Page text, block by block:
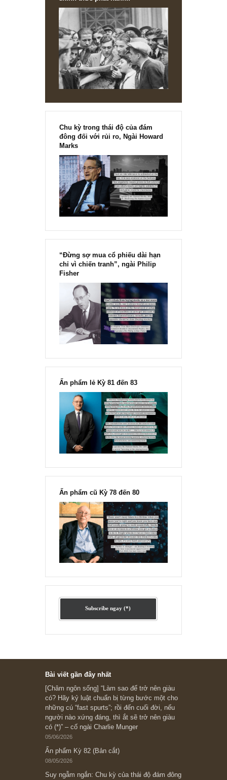
ISSUE EXCERPTS
1 2
[Ấn phẩm kỳ 82], 36/36 trang,
chính thức phát hành!!
Chu kỳ trong thái độ của đám
đông đối với rủi ro, Ngài Howard
“Đừng sợ mua cổ phiếu dài hạn
Fisher
Ấn phẩm cũ Kỳ 78 đến 80